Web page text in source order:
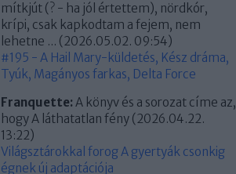
mítkjút (? - ha jól értettem), nördkór,
krípi, csak kapkodtam a fejem, nem
lehetne ... (2026.05.02. 09:54)
#195 - A Hail Mary-küldetés, Kész dráma,
Tyúk, Magányos farkas, Delta Force
Franquette: A könyv és a sorozat címe az,
hogy A láthatatlan fény (2026.04.22.
13:22)
Világsztárokkal forog A gyertyák csonkig
égnek új adaptációja